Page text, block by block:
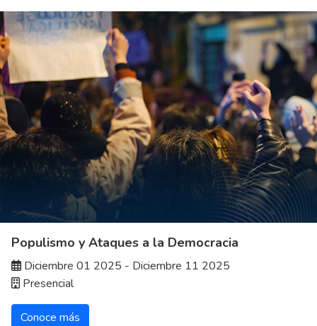
Populismo y Ataques a la Democracia
Diciembre 01 2025 - Diciembre 11 2025
Presencial
Conoce más